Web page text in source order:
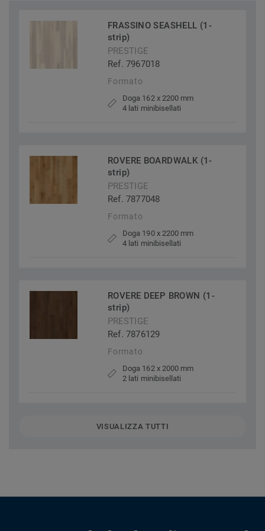
FRASSINO SEASHELL (1-
strip)
PRESTIGE
Ref. 7967018
Formato
Doga 162 x 2200 mm
4 lati minibisellati
ROVERE BOARDWALK (1-
strip)
PRESTIGE
Ref. 7877048
Formato
Doga 190 x 2200 mm
4 lati minibisellati
ROVERE DEEP BROWN (1-
strip)
PRESTIGE
Ref. 7876129
Formato
Doga 162 x 2000 mm
2 lati minibisellati
VISUALIZZA TUTTI